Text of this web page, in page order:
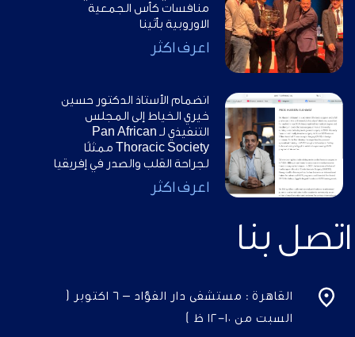
منافسات كأس الجمعية
الاوروبية بأثينا
اعرف اكثر
انضمام الأستاذ الدكتور حسين
خيري الخياط إلى المجلس
التنفيذي لـ Pan African
Thoracic Society ممثلًا
لجراحة القلب والصدر في إفريقيا
اعرف اكثر
اتصل بنا
القاهرة : مستشفى دار الفؤاد – ٦ اكتوبر (
السبت من ١٠-١٢ ظ )